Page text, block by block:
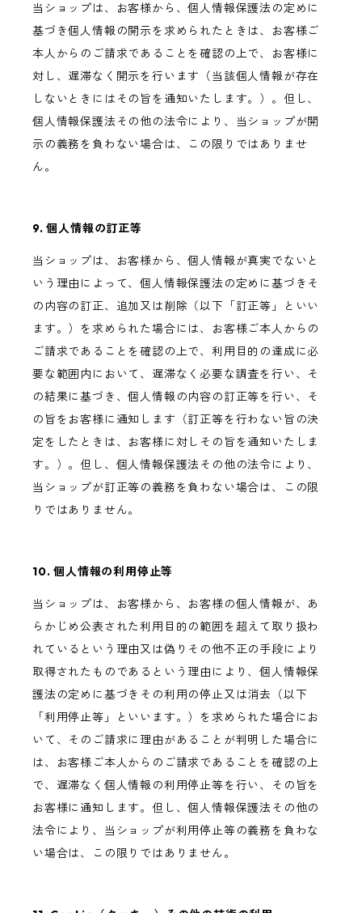
当ショップは、お客様から、個人情報保護法の定めに
基づき個人情報の開示を求められたときは、お客様ご
本人からのご請求であることを確認の上で、お客様に
対し、遅滞なく開示を行います（当該個人情報が存在
しないときにはその旨を通知いたします。）。但し、
個人情報保護法その他の法令により、当ショップが開
示の義務を負わない場合は、この限りではありませ
ん。
9. 個人情報の訂正等
当ショップは、お客様から、個人情報が真実でないと
いう理由によって、個人情報保護法の定めに基づきそ
の内容の訂正、追加又は削除（以下「訂正等」といい
ます。）を求められた場合には、お客様ご本人からの
ご請求であることを確認の上で、利用目的の達成に必
要な範囲内において、遅滞なく必要な調査を行い、そ
の結果に基づき、個人情報の内容の訂正等を行い、そ
の旨をお客様に通知します（訂正等を行わない旨の決
定をしたときは、お客様に対しその旨を通知いたしま
す。）。但し、個人情報保護法その他の法令により、
当ショップが訂正等の義務を負わない場合は、この限
りではありません。
10. 個人情報の利用停止等
当ショップは、お客様から、お客様の個人情報が、あ
らかじめ公表された利用目的の範囲を超えて取り扱わ
れているという理由又は偽りその他不正の手段により
取得されたものであるという理由により、個人情報保
護法の定めに基づきその利用の停止又は消去（以下
「利用停止等」といいます。）を求められた場合にお
いて、そのご請求に理由があることが判明した場合に
は、お客様ご本人からのご請求であることを確認の上
で、遅滞なく個人情報の利用停止等を行い、その旨を
お客様に通知します。但し、個人情報保護法その他の
法令により、当ショップが利用停止等の義務を負わな
い場合は、この限りではありません。